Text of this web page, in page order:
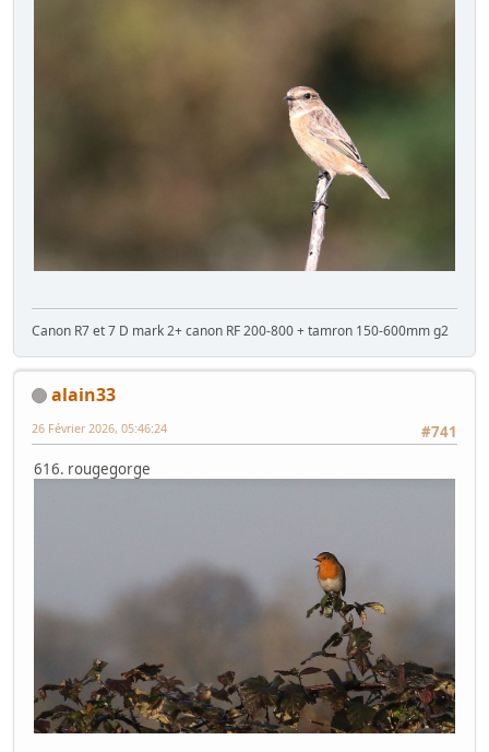
Canon R7 et 7 D mark 2+ canon RF 200-800 + tamron 150-600mm g2
alain33
#741
26 Février 2026, 05:46:24
616. rougegorge